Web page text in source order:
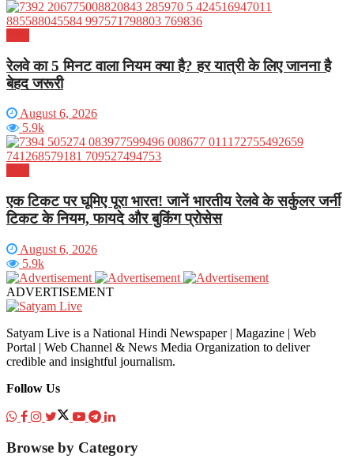
रेलवे का 5 मिनट वाला नियम क्या है? हर यात्री के लिए जानना है
बेहद जरूरी
August 6, 2026
5.9k
एक टिकट पर घूमिए पूरा भारत! जानें भारतीय रेलवे के सर्कुलर जर्नी
टिकट के नियम, फायदे और बुकिंग प्रोसेस
August 6, 2026
5.9k
ADVERTISEMENT
Satyam Live is a National Hindi Newspaper | Magazine | Web
Portal | Web Channel & News Media Organization to deliver
credible and insightful journalism.
Follow Us
Browse by Category